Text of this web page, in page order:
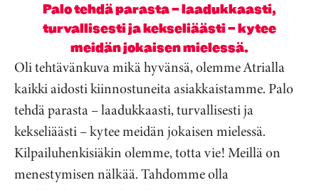
Palo tehdä parasta – laadukkaasti,
turvallisesti ja kekseliäästi – kytee
meidän jokaisen mielessä.
Oli tehtävänkuva mikä hyvänsä, olemme Atrialla
kaikki aidosti kiinnostuneita asiakkaistamme. Palo
tehdä parasta – laadukkaasti, turvallisesti ja
kekseliäästi – kytee meidän jokaisen mielessä.
Kilpailuhenkisiäkin olemme, totta vie! Meillä on
menestymisen nälkää. Tahdomme olla